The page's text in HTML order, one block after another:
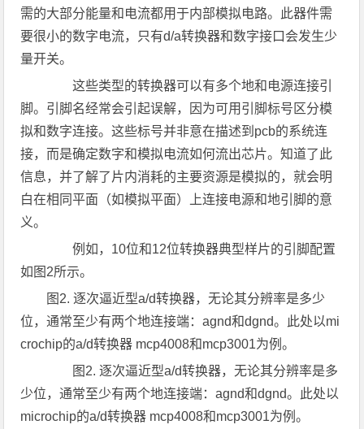
需的大部分能量和电流都用于内部模拟电路。此器件需
要很小的数字电流，只有d/a转换器和数字接口会发生少
量开关。
这些类型的转换器可以有多个地和电源连接引
脚。引脚名经常会引起误解，因为可用引脚标号区分模
拟和数字连接。这些标号并非意在描述到pcb的系统连
接，而是确定数字和模拟电流如何流出芯片。知道了此
信息，并了解了片内消耗的主要资源是模拟的，就会明
白在相同平面（如模拟平面）上连接电源和地引脚的意
义。
例如，10位和12位转换器典型样片的引脚配置
如图2所示。
图2. 逐次逼近型a/d转换器，无论其分辨率是多少
位，通常至少有两个地连接端：agnd和dgnd。此处以mi
crochip的a/d转换器 mcp4008和mcp3001为例。
图2. 逐次逼近型a/d转换器，无论其分辨率是多
少位，通常至少有两个地连接端：agnd和dgnd。此处以
microchip的a/d转换器 mcp4008和mcp3001为例。